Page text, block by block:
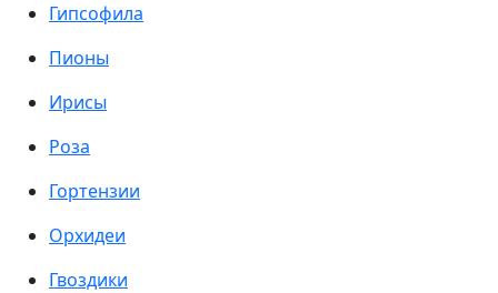
Гипсофила
Пионы
Ирисы
Роза
Гортензии
Орхидеи
Гвоздики